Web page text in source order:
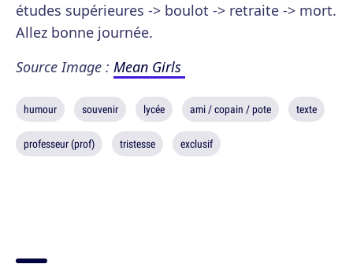
études supérieures -> boulot -> retraite -> mort.
Allez bonne journée.
Source Image : Mean Girls
humour souvenir lycée ami / copain / pote texte
professeur (prof) tristesse exclusif